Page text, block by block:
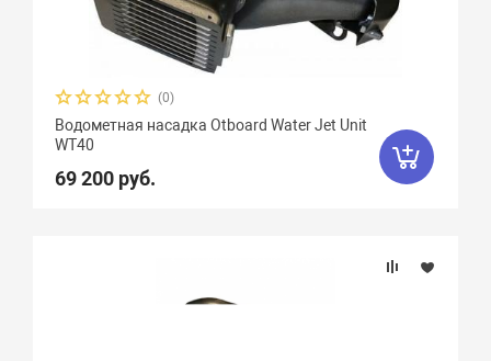
(0)
Водометная насадка Otboard Water Jet Unit
WТ40
69 200 руб.